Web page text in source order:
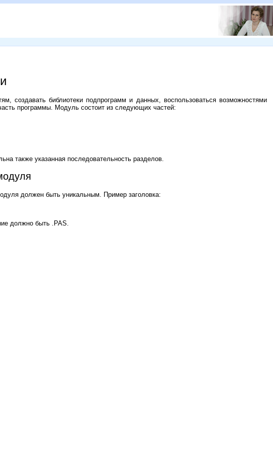
создавать библиотеки подпрограмм и данных, воспользоваться возможностями
программы. Модуль состоит из следующих частей:
также указанная последовательность разделов.
должен быть уникальным. Пример заголовка:
должно быть .PAS.